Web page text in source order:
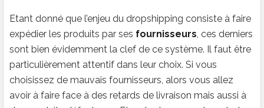
Etant donné que l’enjeu du dropshipping consiste à faire
expédier les produits par ses fournisseurs, ces derniers
sont bien évidemment la clef de ce système. Il faut être
particulièrement attentif dans leur choix. Si vous
choisissez de mauvais fournisseurs, alors vous allez
avoir à faire face à des retards de livraison mais aussi à